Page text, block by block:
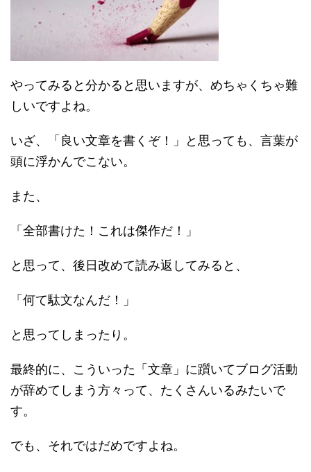
やってみると分かると思いますが、めちゃくちゃ難
しいですよね。
いざ、「良い文章を書くぞ！」と思っても、言葉が
頭に浮かんでこない。
また、
「全部書けた！これは傑作だ！」
と思って、後日改めて読み返してみると、
「何て駄文なんだ！」
と思ってしまったり。
最終的に、こういった「文章」に躓いてブログ活動
が辞めてしまう方々って、たくさんいるみたいで
す。
でも、それではだめですよね。